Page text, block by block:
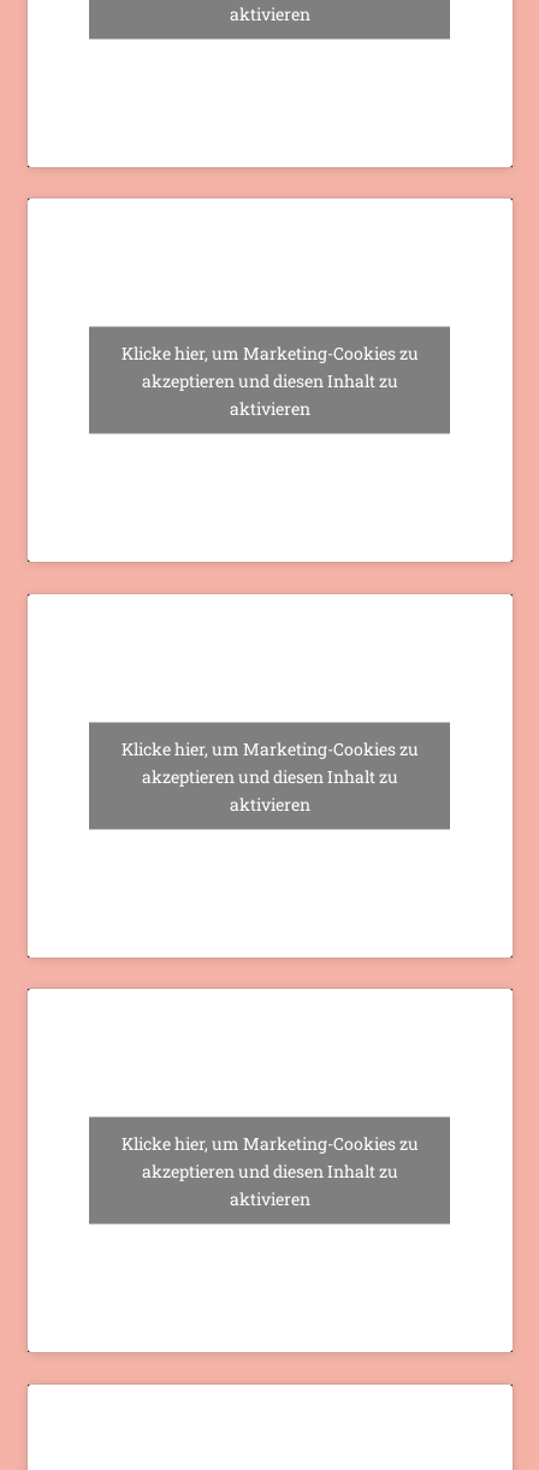
aktivieren
Klicke hier, um Marketing-Cookies zu
akzeptieren und diesen Inhalt zu
aktivieren
Klicke hier, um Marketing-Cookies zu
akzeptieren und diesen Inhalt zu
aktivieren
Klicke hier, um Marketing-Cookies zu
akzeptieren und diesen Inhalt zu
aktivieren